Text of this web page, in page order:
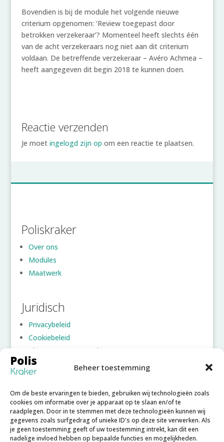
Beheer toestemming
Om de beste ervaringen te bieden, gebruiken wij technologieën zoals
cookies om informatie over je apparaat op te slaan en/of te
raadplegen. Door in te stemmen met deze technologieën kunnen wij
gegevens zoals surfgedrag of unieke ID's op deze site verwerken. Als
je geen toestemming geeft of uw toestemming intrekt, kan dit een
nadelige invloed hebben op bepaalde functies en mogelijkheden.
Bovendien is bij de module het volgende nieuwe
criterium opgenomen: ‘Review toegepast door
betrokken verzekeraar’? Momenteel heeft slechts één
van de acht verzekeraars nog niet aan dit criterium
voldaan. De betreffende verzekeraar – Avéro Achmea –
heeft aangegeven dit begin 2018 te kunnen doen.
Reactie verzenden
Je moet ingelogd zijn op om een reactie te plaatsen.
Poliskraker
Over ons
Modules
Maatwerk
Juridisch
Privacybeleid
Cookiebeleid
Algemene voorwaarden
Inloggen
Account aanmaken
Wachtwoord vergeten